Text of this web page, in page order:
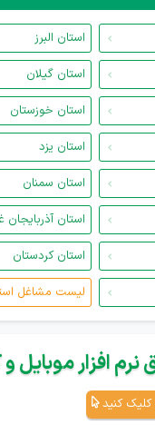
استان البرز
استان گیلان
استان خوزستان
استان یزد
استان سمنان
استان آذربایجان
استان کردستان
لیست مشاغل
افزار موبایل
کلیک کنید